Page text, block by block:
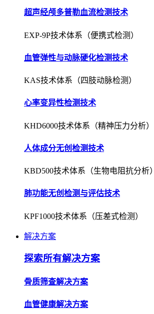
超声经颅多普勒血流检测技术
EXP-9P技术体系（便携式检测）
血管弹性与动脉硬化检测技术
KAS技术体系（四肢动脉检测）
心率变异性检测技术
KHD6000技术体系（精神压力分析）
人体成分无创检测技术
KBD500技术体系（生物电阻抗分析）
肺功能无创检测与评估技术
KPF1000技术体系（压差式检测）
解决方案
探索所有解决方案
骨质筛查解决方案
血管健康解决方案